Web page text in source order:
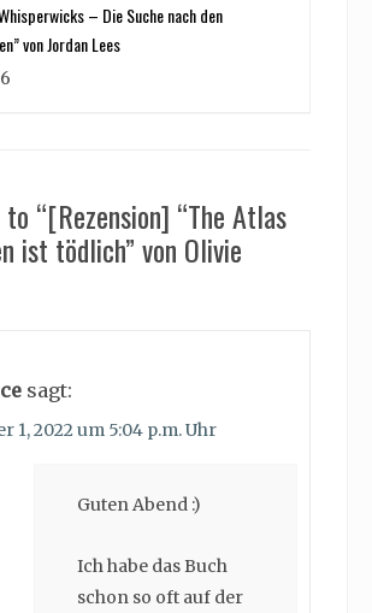
– Die Suche nach den
von Jordan Lees
“[Rezension] “The Atlas
ist tödlich” von Olivie
sagt:
1, 2022 um 5:04 p.m. Uhr
Guten Abend :)
Ich habe das Buch
schon so oft auf der